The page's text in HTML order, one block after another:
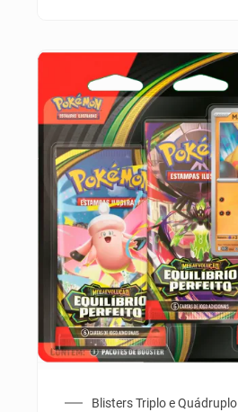
Blisters Triplo e Quádruplo